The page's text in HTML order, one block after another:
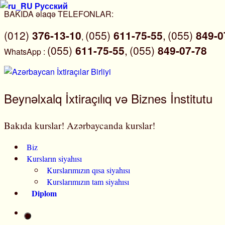
Skip
content
BAKIDA əlaqə TELEFONLAR:
(012) 376-13-10, (055) 611-75-55, (055) 849-
WhatsApp : (055) 611-75-55, (055) 849-07-78
Русский
Beynəlxalq İxtiraçılıq və Biznes İnstitutu
Bakıda kurslar! Azərbaycanda kurslar!
Biz
Kursların siyahısı
Kurslarımızın qısa siyahısı
Kurslarımızın tam siyahısı
Diplom